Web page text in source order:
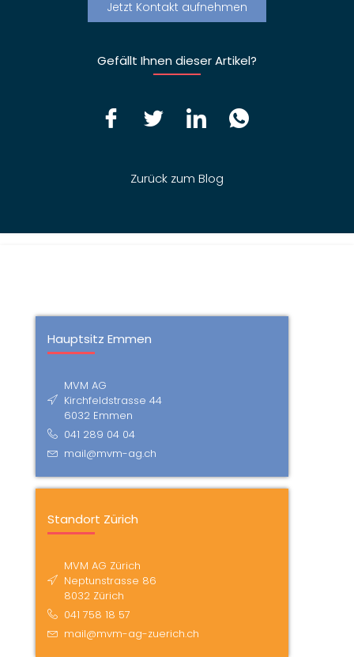
Jetzt Kontakt aufnehmen
Gefällt Ihnen dieser Artikel?
Zurück zum Blog
Hauptsitz Emmen
MVM AG
Kirchfeldstrasse 44
6032 Emmen
041 289 04 04
mail@mvm-ag.ch
Standort Zürich
MVM AG Zürich
Neptunstrasse 86
8032 Zürich
041 758 18 57
mail@mvm-ag-zuerich.ch